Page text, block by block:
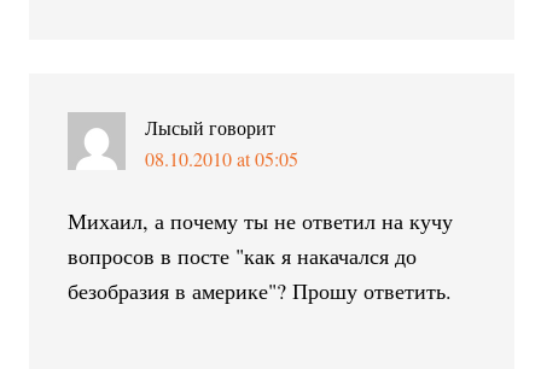
Лысый говорит
08.10.2010 at 05:05
Михаил, а почему ты не ответил на кучу
вопросов в посте "как я накачался до
безобразия в америке"? Прошу ответить.